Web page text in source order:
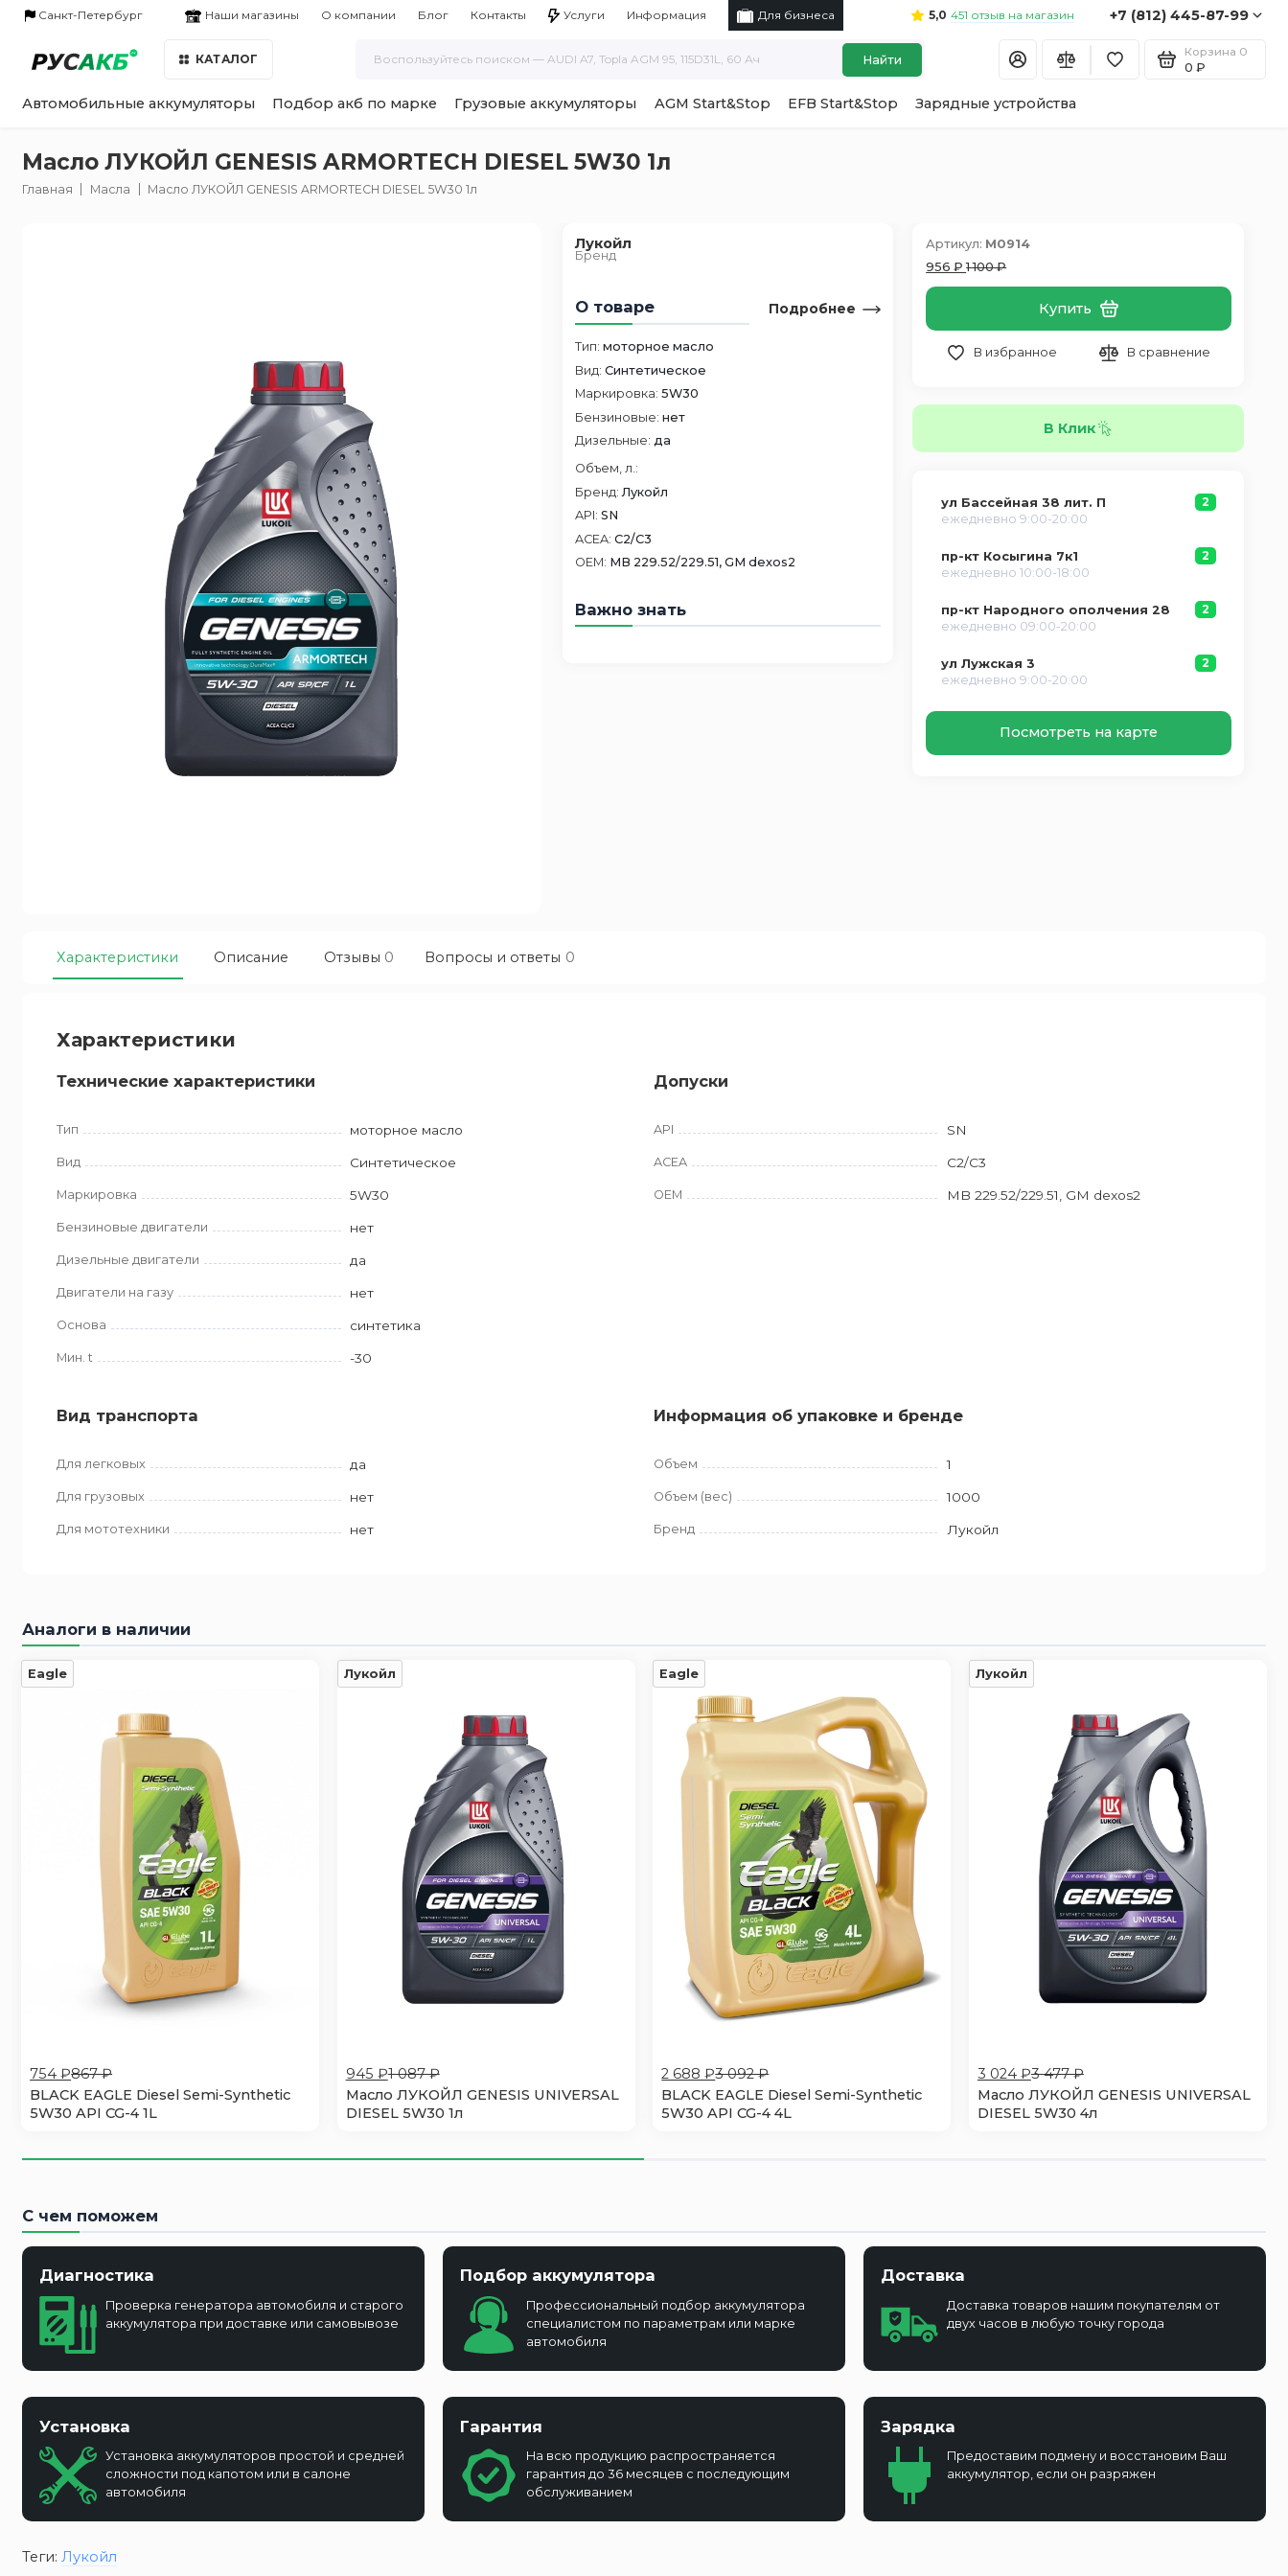
Санкт-Петербург Наши магазины О компании Блог Контакты Услуги Информация Для бизнеса 5,0 451 отзыв на магазин +7 (812) 445-87-99
КАТАЛОГ Найти
Корзина 0
0 ₽
Автомобильные аккумуляторы Подбор акб по марке Грузовые аккумуляторы AGM Start&Stop EFB Start&Stop Зарядные устройства
Масло ЛУКОЙЛ GENESIS ARMORTECH DIESEL 5W30 1л
Главная Масла Масло ЛУКОЙЛ GENESIS ARMORTECH DIESEL 5W30 1л
Лукойл
Бренд
О товаре Подробнее
Тип:моторное масло
Вид:Синтетическое
Маркировка:5W30
Бензиновые:нет
Дизельные:да
Объем, л.:
Бренд:Лукойл
API:SN
ACEA:C2/C3
OEM: MB 229.52/229.51, GM dexos2
Важно знать
Артикул: M0914
956 ₽1 100 ₽
Купить
В избранное В сравнение
В Клик
ул Бассейная 38 лит. П
2
ежедневно 9:00-20:00
пр-кт Косыгина 7к1
2
ежедневно 10:00-18:00
пр-кт Народного ополчения 28
2
ежедневно 09:00-20:00
ул Лужская 3
2
ежедневно 9:00-20:00
Посмотреть на карте
Характеристики Описание Отзывы 0 Вопросы и ответы 0
Характеристики
Технические характеристики
Тип моторное масло
Вид Синтетическое
Маркировка 5W30
Бензиновые двигатели нет
Дизельные двигатели да
Двигатели на газу нет
Основа синтетика
Мин. t -30
Допуски
API SN
ACEA C2/C3
OEM MB 229.52/229.51, GM dexos2
Вид транспорта
Для легковых да
Для грузовых нет
Для мототехники нет
Информация об упаковке и бренде
Объем 1
Объем (вес) 1000
Бренд Лукойл
Аналоги в наличии
Eagle
754 ₽867 ₽
BLACK EAGLE Diesel Semi-Synthetic
5W30 API CG-4 1L
Лукойл
945 ₽1 087 ₽
Масло ЛУКОЙЛ GENESIS UNIVERSAL
DIESEL 5W30 1л
Eagle
2 688 ₽3 092 ₽
BLACK EAGLE Diesel Semi-Synthetic
5W30 API CG-4 4L
Лукойл
3 024 ₽3 477 ₽
Масло ЛУКОЙЛ GENESIS UNIVERSAL
DIESEL 5W30 4л
С чем поможем
Диагностика
Проверка генератора автомобиля и старого
аккумулятора при доставке или самовывозе
Подбор аккумулятора
Профессиональный подбор аккумулятора
специалистом по параметрам или марке
автомобиля
Доставка
Доставка товаров нашим покупателям от
двух часов в любую точку города
Установка
Установка аккумуляторов простой и средней
сложности под капотом или в салоне
автомобиля
Гарантия
На всю продукцию распространяется
гарантия до 36 месяцев с последующим
обслуживанием
Зарядка
Предоставим подмену и восстановим Ваш
аккумулятор, если он разряжен
Теги: Лукойл